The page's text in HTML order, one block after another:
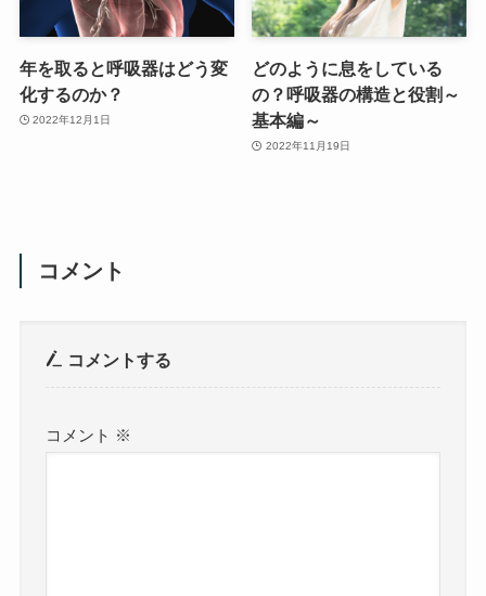
年を取ると呼吸器はどう変
化するのか？
2022年12月1日
どのように息をしている
の？呼吸器の構造と役割～
基本編～
2022年11月19日
コメント
コメントする
コメント ※